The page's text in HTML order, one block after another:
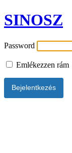
SINOSZ
Password
Emlékezzen rám